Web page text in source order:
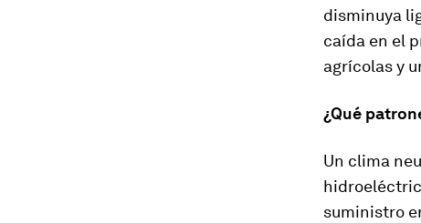
disminuya
caída en el
agrícolas y
¿Qué
Un clima
suministro